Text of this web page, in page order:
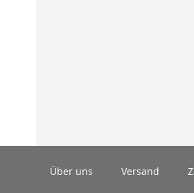
Über uns Versand